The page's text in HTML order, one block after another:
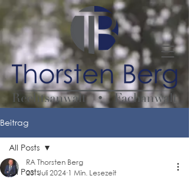
Beitrag
All Posts
All Posts
RA Thorsten Berg
23. Juli 2024 1 Min. Lesezeit